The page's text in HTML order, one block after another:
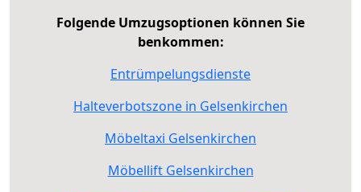
Folgende Umzugsoptionen können Sie
benkommen:
Entrümpelungsdienste
Halteverbotszone in Gelsenkirchen
Möbeltaxi Gelsenkirchen
Möbellift Gelsenkirchen